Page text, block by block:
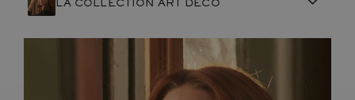
LA COLLECTION ART DÉCO
ARTISANAT FRANÇAIS